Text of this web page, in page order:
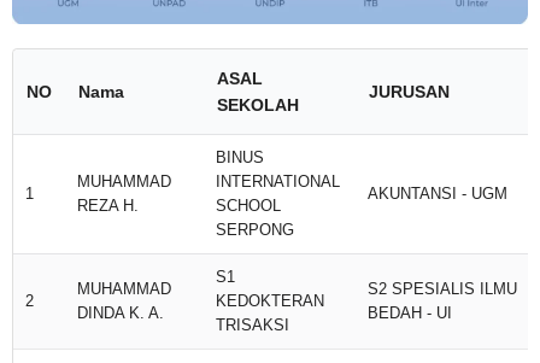
NO Nama
ASAL
SEKOLAH
JURUSAN
1
MUHAMMAD
REZA H.
BINUS
INTERNATIONAL
SCHOOL
SERPONG
AKUNTANSI - UGM
2
MUHAMMAD
DINDA K. A.
S1
KEDOKTERAN
TRISAKSI
S2 SPESIALIS ILMU
BEDAH - UI